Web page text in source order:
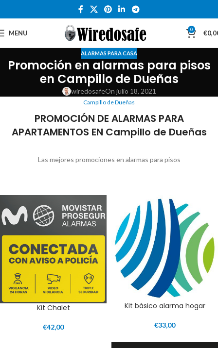
MENU 0 €
ALARMAS PARA CASA
Promoción en alarmas para pisos
en Campillo de Dueñas
wiredosafeOn julio 18, 2021
Campillo de Dueñas
PROMOCIÓN DE ALARMAS PARA
APARTAMENTOS EN Campillo de Dueñas
Las mejores promociones en alarmas para pisos
Kit Chalet
€42,00
Kit básico alarma hogar
€33,00